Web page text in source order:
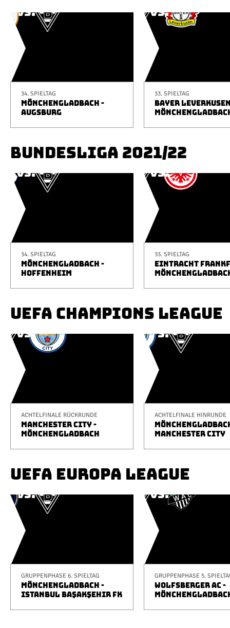
34. SPIELTAG
MÖNCHENGLADBACH -
AUGSBURG
33. SPIELTAG
BAYER
BUNDESLIGA 2021/22
34. SPIELTAG
MÖNCHENGLADBACH -
HOFFENHEIM
33. SPIELTAG
EINTRACHT
UEFA CHAMPIONS LEAGUE
ACHTELFINALE RÜCKRUNDE
MANCHESTER CITY -
MÖNCHENGLADBACH
ACHTELFINALE HINRUNDE
MANCHESTER CITY
UEFA EUROPA LEAGUE
GRUPPENPHASE 6. SPIELTAG
MÖNCHENGLADBACH -
ISTANBUL BAŞAKŞEHIR FK
GRUPPENPHASE 5.
WOLFSBERGER AC -